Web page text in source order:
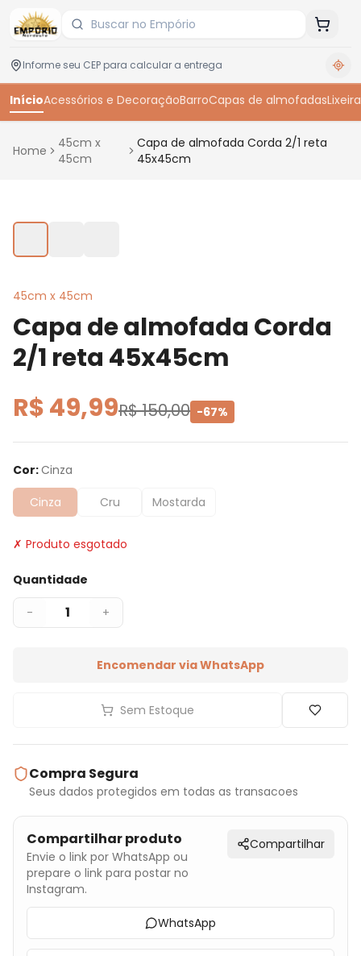
InícioAcessórios e DecoraçãoBarroCapas de almofadasLixeira
Home
45cm x
45cm
Capa de almofada Corda 2/1 reta
45x45cm
45cm x 45cm
Capa de almofada Corda
2/1 reta 45x45cm
R$ 49,99R$ 150,00 -67%
Cor:Cinza
Cinza
Cru Mostarda
✗ Produto esgotado
Quantidade
- 1 +
Encomendar via WhatsApp
Sem Estoque
Compra Segura
Seus dados protegidos em todas as transacoes
Compartilhar produto
Envie o link por WhatsApp ou
prepare o link para postar no
Instagram.
Compartilhar
WhatsApp